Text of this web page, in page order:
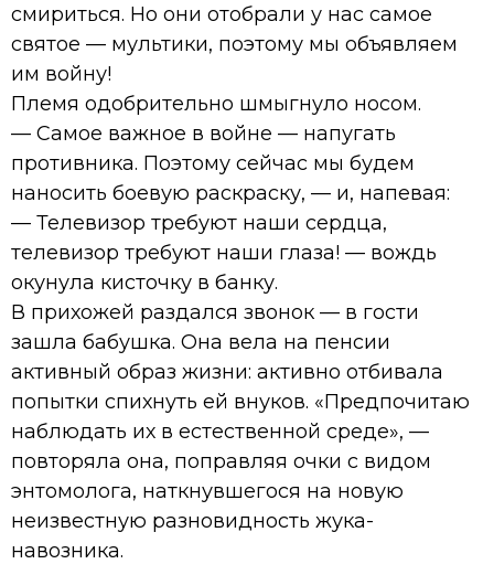
смириться. Но они отобрали у нас самое
святое — мультики, поэтому мы объявляем
им войну!
Племя одобрительно шмыгнуло носом.
— Самое важное в войне — напугать
противника. Поэтому сейчас мы будем
наносить боевую раскраску, — и, напевая:
— Телевизор требуют наши сердца,
телевизор требуют наши глаза! — вождь
окунула кисточку в банку.
В прихожей раздался звонок — в гости
зашла бабушка. Она вела на пенсии
активный образ жизни: активно отбивала
попытки спихнуть ей внуков. «Предпочитаю
наблюдать их в естественной среде», —
повторяла она, поправляя очки с видом
энтомолога, наткнувшегося на новую
неизвестную разновидность жука-
навозника.